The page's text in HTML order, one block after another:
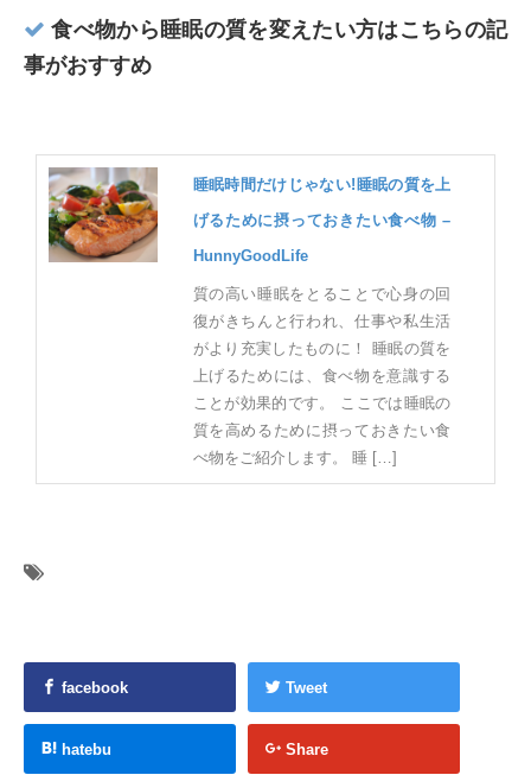
食べ物から睡眠の質を変えたい方はこちらの記
事がおすすめ
睡眠時間だけじゃない!睡眠の質を上
げるために摂っておきたい食べ物 –
HunnyGoodLife
質の高い睡眠をとることで心身の回
復がきちんと行われ、仕事や私生活
がより充実したものに！ 睡眠の質を
上げるためには、食べ物を意識する
ことが効果的です。 ここでは睡眠の
質を高めるために摂っておきたい食
べ物をご紹介します。 睡 […]
facebook Tweet
hatebu Share